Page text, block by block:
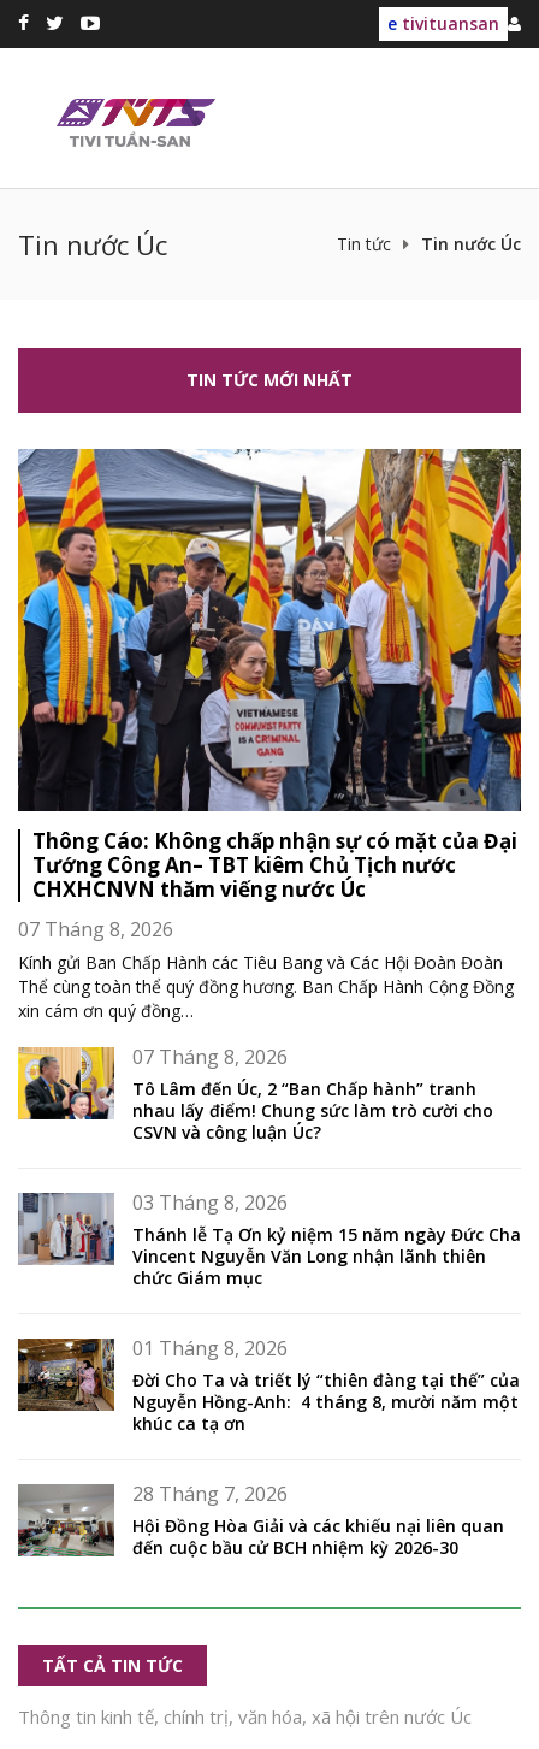
e tivituansan
Tin nước Úc Tin tức Tin nước Úc
TIN TỨC MỚI NHẤT
Thông Cáo: Không chấp nhận sự có mặt của Đại
Tướng Công An– TBT kiêm Chủ Tịch nước
CHXHCNVN thăm viếng nước Úc
07 Tháng 8, 2026
Kính gửi Ban Chấp Hành các Tiêu Bang và Các Hội Đoàn Đoàn
Thể cùng toàn thể quý đồng hương. Ban Chấp Hành Cộng Đồng
xin cám ơn quý đồng…
07 Tháng 8, 2026
Tô Lâm đến Úc, 2 “Ban Chấp hành” tranh
nhau lấy điểm! Chung sức làm trò cười cho
CSVN và công luận Úc?
03 Tháng 8, 2026
Thánh lễ Tạ Ơn kỷ niệm 15 năm ngày Đức Cha
Vincent Nguyễn Văn Long nhận lãnh thiên
chức Giám mục
01 Tháng 8, 2026
Đời Cho Ta và triết lý “thiên đàng tại thế” của
Nguyễn Hồng-Anh: 4 tháng 8, mười năm một
khúc ca tạ ơn
28 Tháng 7, 2026
Hội Đồng Hòa Giải và các khiếu nại liên quan
đến cuộc bầu cử BCH nhiệm kỳ 2026-30
TẤT CẢ TIN TỨC
Thông tin kinh tế, chính trị, văn hóa, xã hội trên nước Úc